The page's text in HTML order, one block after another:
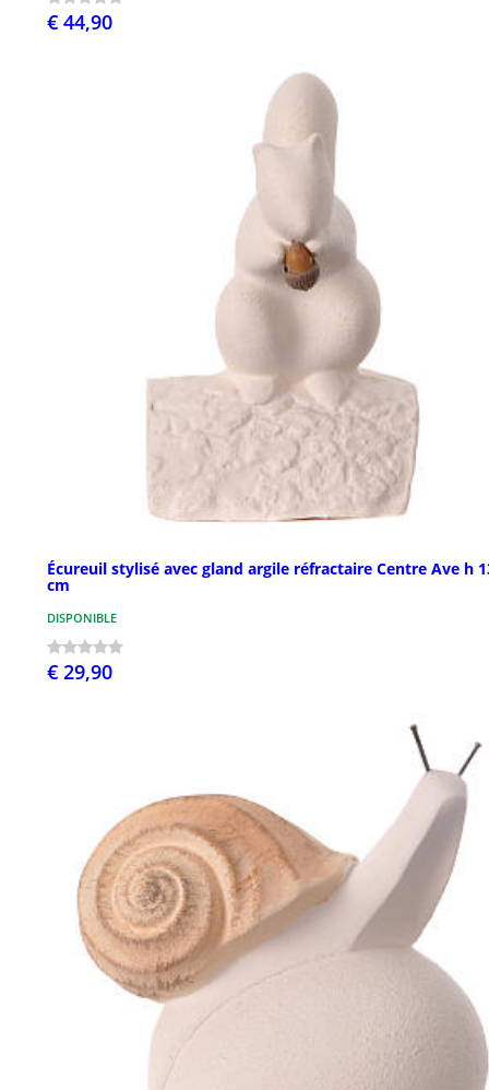
€ 44,90
Écureuil stylisé avec gland argile réfractaire Centre Ave h
cm
DISPONIBLE
€ 29,90